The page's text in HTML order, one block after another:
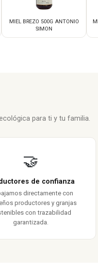
MIEL BREZO 500G ANTONIO
SIMON
para ti y tu familia.
🤝
de confianza
directamente con
productores y granjas
con trazabilidad
garantizada.